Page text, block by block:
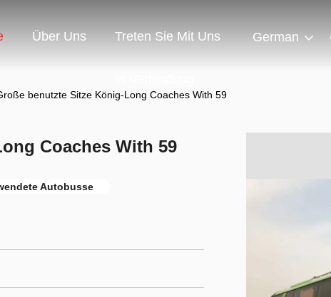
Über Uns Treten Sie Mit Uns German
benutzte Sitze König-Long Coaches With 59
Coaches With 59
Autobusse